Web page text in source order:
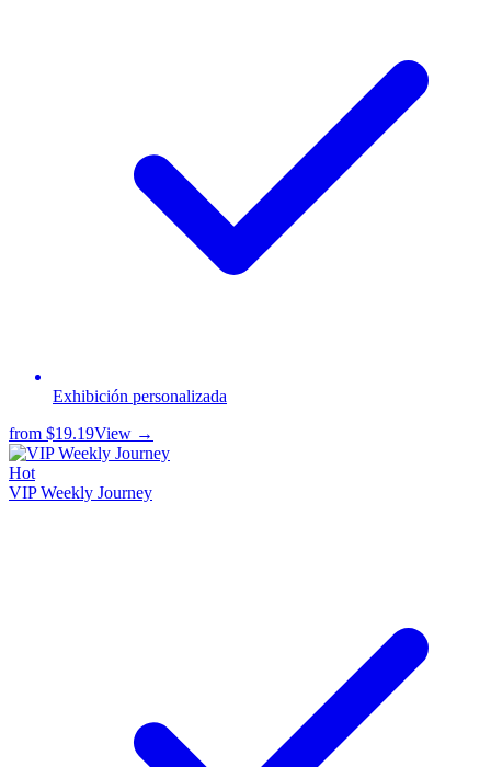
Exhibición personalizada
from $19.19View →
Hot
VIP Weekly Journey